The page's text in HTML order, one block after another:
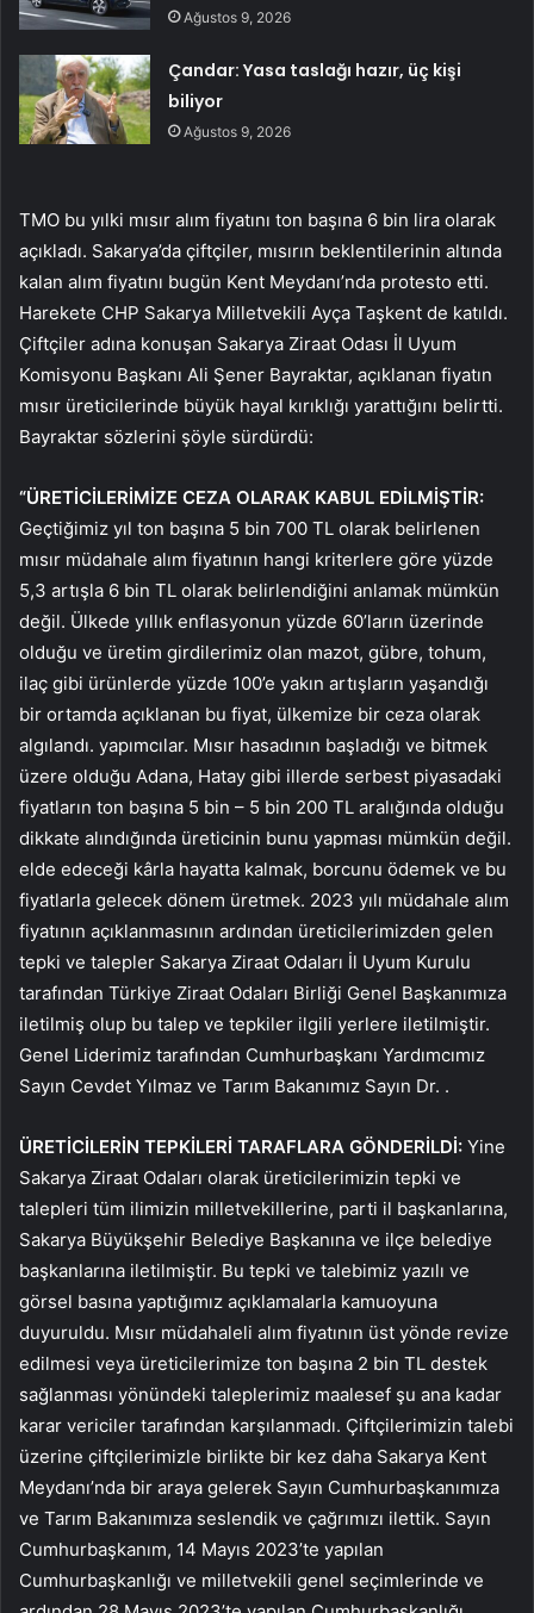
Ağustos 9, 2026
Çandar: Yasa taslağı hazır, üç kişi
biliyor
Ağustos 9, 2026
TMO bu yılki mısır alım fiyatını ton başına 6 bin lira olarak
açıkladı. Sakarya’da çiftçiler, mısırın beklentilerinin altında
kalan alım fiyatını bugün Kent Meydanı’nda protesto etti.
Harekete CHP Sakarya Milletvekili Ayça Taşkent de katıldı.
Çiftçiler adına konuşan Sakarya Ziraat Odası İl Uyum
Komisyonu Başkanı Ali Şener Bayraktar, açıklanan fiyatın
mısır üreticilerinde büyük hayal kırıklığı yarattığını belirtti.
Bayraktar sözlerini şöyle sürdürdü:
“ÜRETİCİLERİMİZE CEZA OLARAK KABUL EDİLMİŞTİR:
Geçtiğimiz yıl ton başına 5 bin 700 TL olarak belirlenen
mısır müdahale alım fiyatının hangi kriterlere göre yüzde
5,3 artışla 6 bin TL olarak belirlendiğini anlamak mümkün
değil. Ülkede yıllık enflasyonun yüzde 60’ların üzerinde
olduğu ve üretim girdilerimiz olan mazot, gübre, tohum,
ilaç gibi ürünlerde yüzde 100’e yakın artışların yaşandığı
bir ortamda açıklanan bu fiyat, ülkemize bir ceza olarak
algılandı. yapımcılar. Mısır hasadının başladığı ve bitmek
üzere olduğu Adana, Hatay gibi illerde serbest piyasadaki
fiyatların ton başına 5 bin – 5 bin 200 TL aralığında olduğu
dikkate alındığında üreticinin bunu yapması mümkün değil.
elde edeceği kârla hayatta kalmak, borcunu ödemek ve bu
fiyatlarla gelecek dönem üretmek. 2023 yılı müdahale alım
fiyatının açıklanmasının ardından üreticilerimizden gelen
tepki ve talepler Sakarya Ziraat Odaları İl Uyum Kurulu
tarafından Türkiye Ziraat Odaları Birliği Genel Başkanımıza
iletilmiş olup bu talep ve tepkiler ilgili yerlere iletilmiştir.
Genel Liderimiz tarafından Cumhurbaşkanı Yardımcımız
Sayın Cevdet Yılmaz ve Tarım Bakanımız Sayın Dr. .
ÜRETİCİLERİN TEPKİLERİ TARAFLARA GÖNDERİLDİ: Yine
Sakarya Ziraat Odaları olarak üreticilerimizin tepki ve
talepleri tüm ilimizin milletvekillerine, parti il ​​başkanlarına,
Sakarya Büyükşehir Belediye Başkanına ve ilçe belediye
başkanlarına iletilmiştir. Bu tepki ve talebimiz yazılı ve
görsel basına yaptığımız açıklamalarla kamuoyuna
duyuruldu. Mısır müdahaleli alım fiyatının üst yönde revize
edilmesi veya üreticilerimize ton başına 2 bin TL destek
sağlanması yönündeki taleplerimiz maalesef şu ana kadar
karar vericiler tarafından karşılanmadı. Çiftçilerimizin talebi
üzerine çiftçilerimizle birlikte bir kez daha Sakarya Kent
Meydanı’nda bir araya gelerek Sayın Cumhurbaşkanımıza
ve Tarım Bakanımıza seslendik ve çağrımızı ilettik. Sayın
Cumhurbaşkanım, 14 Mayıs 2023’te yapılan
Cumhurbaşkanlığı ve milletvekili genel seçimlerinde ve